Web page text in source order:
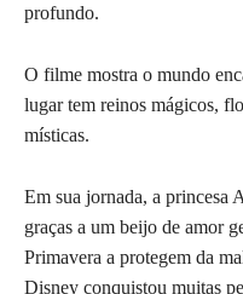
profundo.
O filme mostra o mundo
lugar tem reinos mágicos,
místicas.
Em sua jornada, a princesa
graças a um beijo de amor
Primavera a protegem da
Disney conquistou muitas